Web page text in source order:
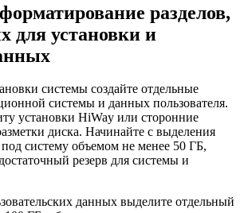
разделов,
для установки и
системы создайте отдельные
системы и данных пользователя.
установки HiWay или сторонние
диска. Начинайте с выделения
под систему объемом не менее 50 ГБ,
резерв для системы и
данных выделите отдельный